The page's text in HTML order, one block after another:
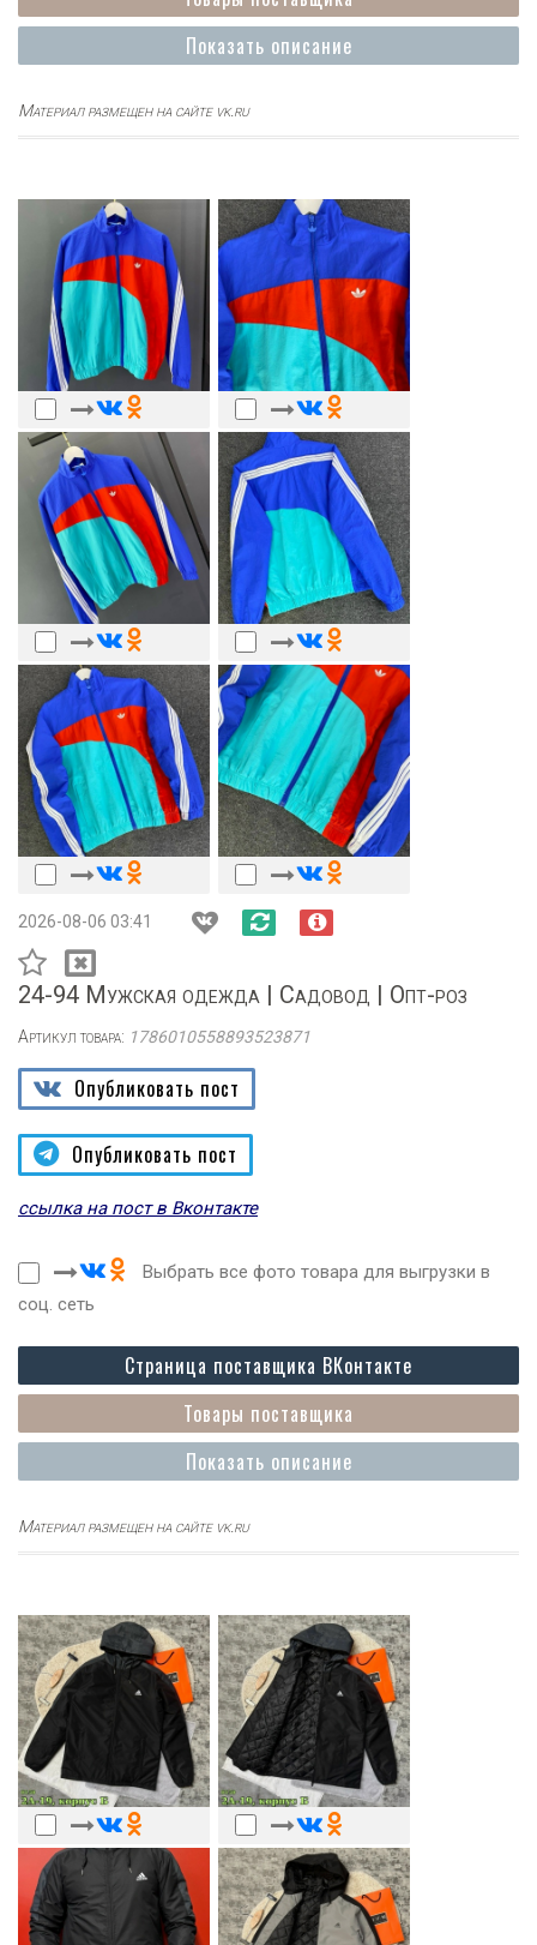
Показать описание
Материал размещен на сайте vk.ru
2026-08-06 03:41
24-94 Мужская одежда | Садовод | Опт-роз
Артикул товара: 1786010558893523871
Опубликовать пост
Опубликовать пост
ссылка на пост в Вконтакте
Выбрать все фото товара для выгрузки в
соц. сеть
Показать описание
Товары поставщика
Страница поставщика ВКонтакте
Материал размещен на сайте vk.ru